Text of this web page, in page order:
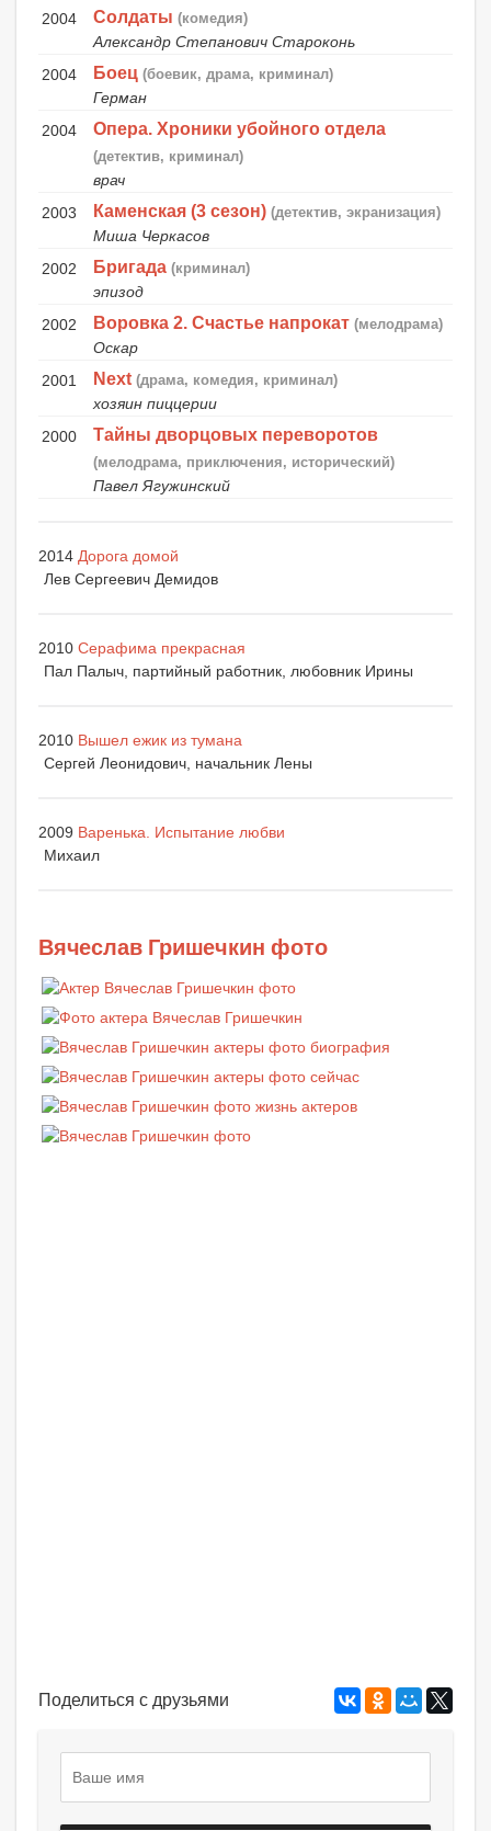
2004 Солдаты (комедия)
Александр Степанович Староконь
2004
Боец (боевик, драма, криминал)
Герман
2004
Опера. Хроники убойного отдела
(детектив, криминал)
врач
2003
Каменская (3 сезон) (детектив, экранизация)
Миша Черкасов
2002
Бригада (криминал)
эпизод
2002
Воровка 2. Счастье напрокат (мелодрама)
Оскар
2001
Next (драма, комедия, криминал)
хозяин пиццерии
2000
Тайны дворцовых переворотов
(мелодрама, приключения, исторический)
Павел Ягужинский
2014 Дорога домой
Лев Сергеевич Демидов
2010 Серафима прекрасная
Пал Палыч, партийный работник, любовник Ирины
2010 Вышел ежик из тумана
Сергей Леонидович, начальник Лены
2009 Варенька. Испытание любви
Михаил
Вячеслав Гришечкин фото
Поделиться с друзьями